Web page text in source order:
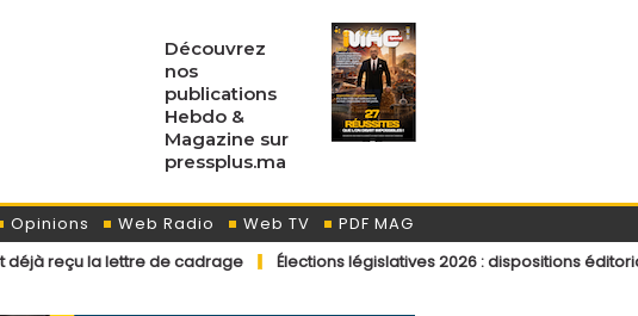
Découvrez
nos
publications
Hebdo &
Magazine sur
pressplus.ma
Opinions Web Radio Web TV
PDF MAG
de cadrage Élections législatives 2026 : dispositions éditoriales